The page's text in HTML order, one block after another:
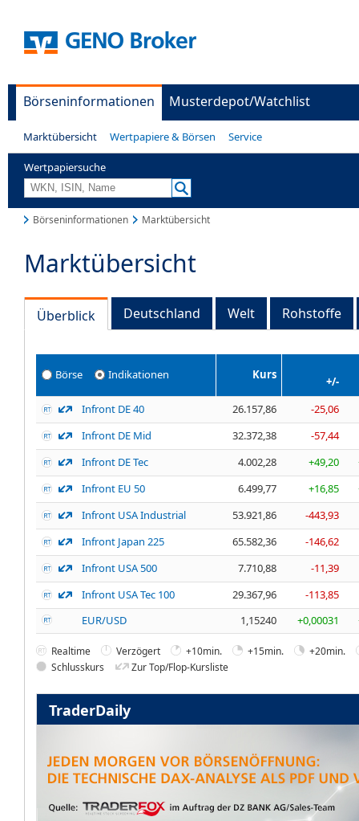
Börseninformationen Musterdepot/Watchlist
Marktübersicht Wertpapiere & Börsen Service
Wertpapiersuche
Börseninformationen Marktübersicht
Marktübersicht
Überblick Deutschland Welt Rohstoffe
Börse Indikationen Kurs
+/-
Infront DE 40
26.157,86
-25,06
Infront DE Mid
32.372,38
-57,44
Infront DE Tec
4.002,28 +49,20
Infront EU 50
6.499,77 +16,85
Infront USA Industrial
53.921,86
-443,93
Infront Japan 225
65.582,36
-146,62
Infront USA 500
7.710,88
-11,39
Infront USA Tec 100
29.367,96
-113,85
EUR/USD
1,15240 +0,00031
Realtime Verzögert +10min. +15min.
+20min.
Schlusskurs
Zur Top/Flop-Kursliste
TraderDaily